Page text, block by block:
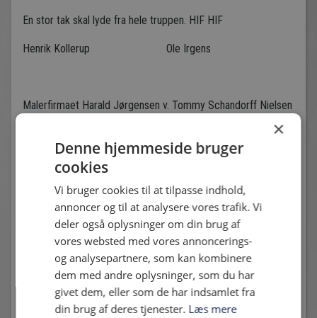
En stor tak skal lyde fra hele truppen. HIF HIF
Henrik Kollerup Ole Irgens
Malerfirmaet Harald Jørgensen v. Tommy Schandorff Nielsen
Andre nyheder
×
Denne hjemmeside bruger
cookies
Vi bruger cookies til at tilpasse indhold,
annoncer og til at analysere vores trafik. Vi
deler også oplysninger om din brug af
vores websted med vores annoncerings-
og analysepartnere, som kan kombinere
dem med andre oplysninger, som du har
givet dem, eller som de har indsamlet fra
din brug af deres tjenester. Læs mere